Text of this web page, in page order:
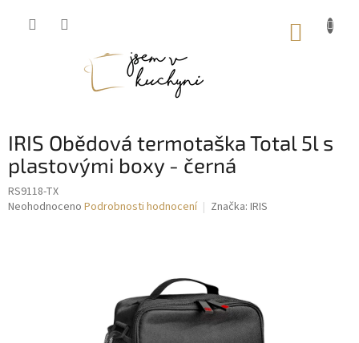
IRIS Obědová termotaška Total 5l s
plastovými boxy - černá
RS9118-TX
Průměrné
Neohodnoceno Podrobnosti hodnocení Značka: IRIS